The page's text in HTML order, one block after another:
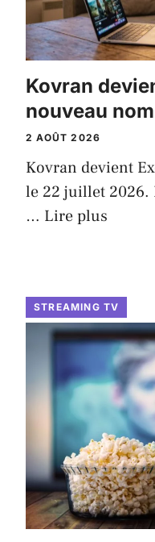
Kovran
nouveau
2 AOÛT 2026
Kovran devient
le 22 juillet 2026.
… Lire plus
STREAMING TV